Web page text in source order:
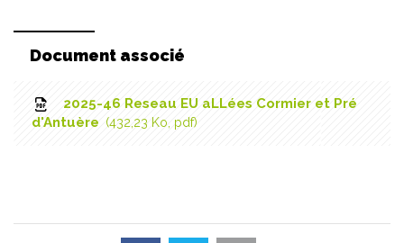
Document associé
2025-46 Reseau EU aLLées Cormier et Pré
d'Antuère
432,23 Ko, pdf